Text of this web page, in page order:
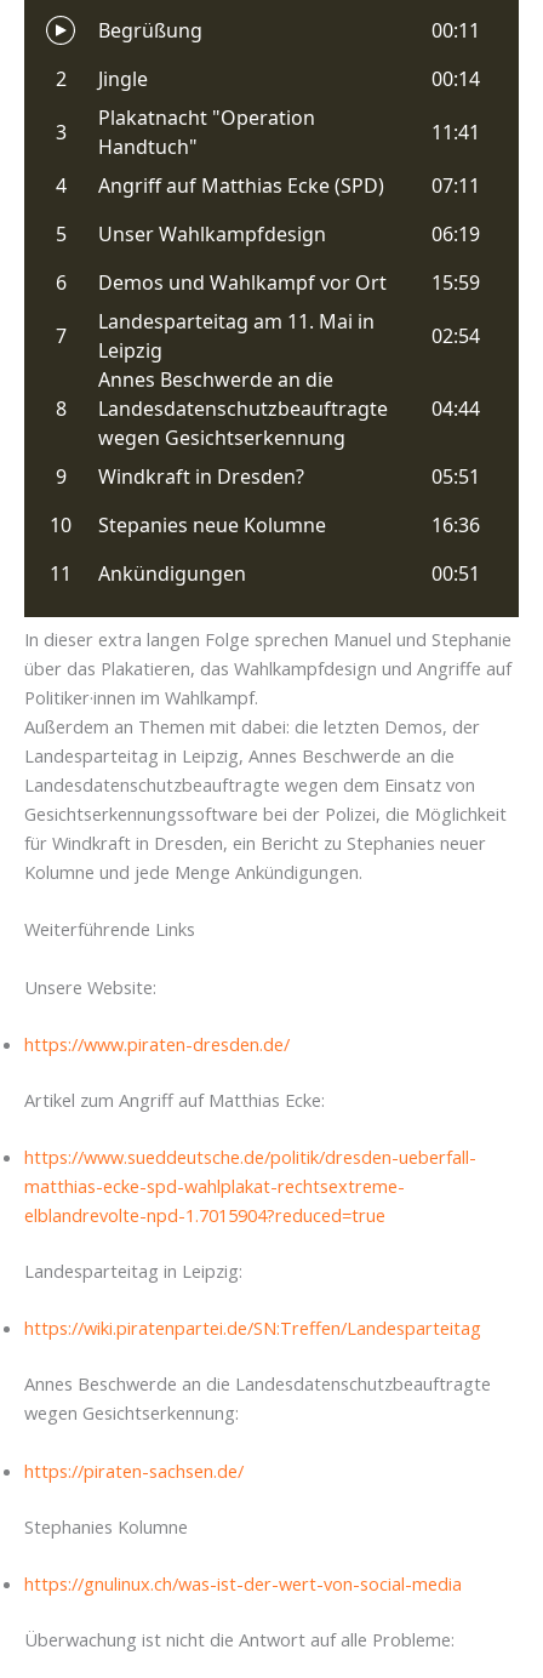
In dieser extra langen Folge sprechen Manuel und Stephanie
über das Plakatieren, das Wahlkampfdesign und Angriffe auf
Politiker·innen im Wahlkampf.
Außerdem an Themen mit dabei: die letzten Demos, der
Landesparteitag in Leipzig, Annes Beschwerde an die
Landesdatenschutzbeauftragte wegen dem Einsatz von
Gesichtserkennungssoftware bei der Polizei, die Möglichkeit
für Windkraft in Dresden, ein Bericht zu Stephanies neuer
Kolumne und jede Menge Ankündigungen.
Weiterführende Links
Unsere Website:
https://www.piraten-dresden.de/
Artikel zum Angriff auf Matthias Ecke:
https://www.sueddeutsche.de/politik/dresden-ueberfall-
matthias-ecke-spd-wahlplakat-rechtsextreme-
elblandrevolte-npd-1.7015904?reduced=true
Landesparteitag in Leipzig:
https://wiki.piratenpartei.de/SN:Treffen/Landesparteitag
Annes Beschwerde an die Landesdatenschutzbeauftragte
wegen Gesichtserkennung:
https://piraten-sachsen.de/
Stephanies Kolumne
https://gnulinux.ch/was-ist-der-wert-von-social-media
Überwachung ist nicht die Antwort auf alle Probleme: